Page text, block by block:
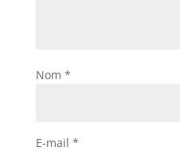
Nom *
E-mail *